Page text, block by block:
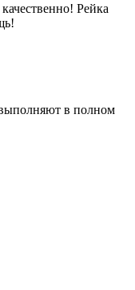
Рейка
в полном